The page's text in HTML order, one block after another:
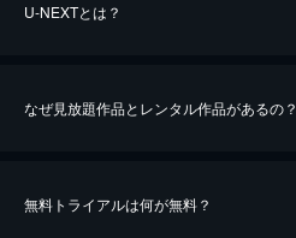
U-NEXTとは？
なぜ見放題作品とレンタル作品があるの？
無料トライアルは何が無料？